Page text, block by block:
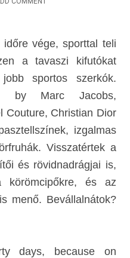
vége, sporttal teli
a tavaszi kifutókat
sportos szerkók.
by Marc Jacobs,
Couture, Christian Dior
izgalmas
Visszatértek a
és rövidnadrágjai is,
körömcipőkre, és az
menő. Bevállalnátok?
days, because on